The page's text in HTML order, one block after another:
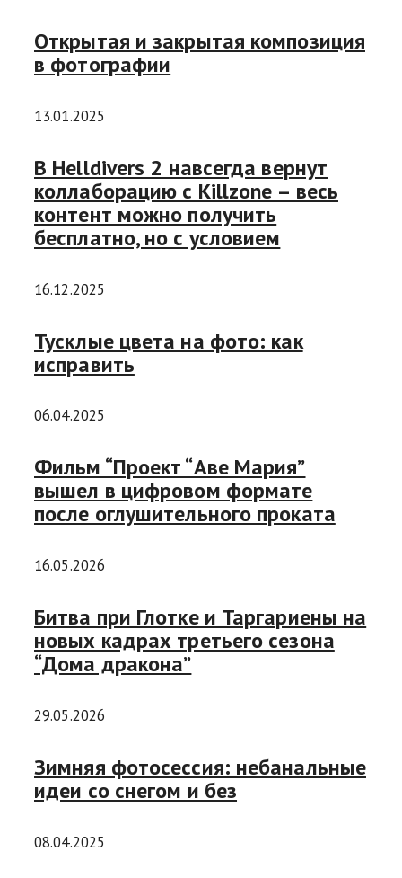
Открытая и закрытая композиция
в фотографии
13.01.2025
В Helldivers 2 навсегда вернут
коллаборацию с Killzone – весь
контент можно получить
бесплатно, но с условием
16.12.2025
Тусклые цвета на фото: как
исправить
06.04.2025
Фильм “Проект “Аве Мария”
вышел в цифровом формате
после оглушительного проката
16.05.2026
Битва при Глотке и Таргариены на
новых кадрах третьего сезона
“Дома дракона”
29.05.2026
Зимняя фотосессия: небанальные
идеи со снегом и без
08.04.2025